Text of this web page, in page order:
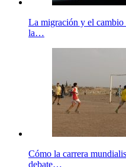
La migración y el cambio
la…
Cómo la carrera
debate…